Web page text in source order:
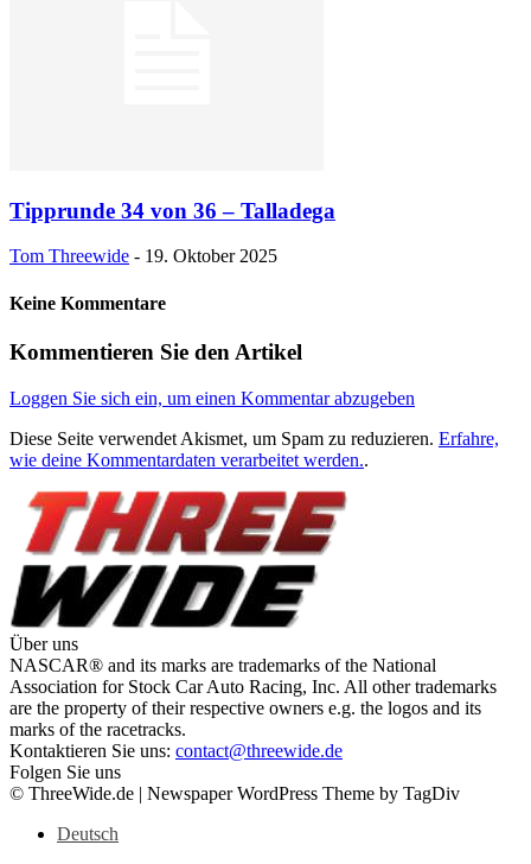
Tipprunde 34 von 36 – Talladega
Tom Threewide - 19. Oktober 2025
Keine Kommentare
Kommentieren Sie den Artikel
Loggen Sie sich ein, um einen Kommentar abzugeben
Diese Seite verwendet Akismet, um Spam zu reduzieren. Erfahre,
wie deine Kommentardaten verarbeitet werden..
Über uns
NASCAR® and its marks are trademarks of the National
Association for Stock Car Auto Racing, Inc. All other trademarks
are the property of their respective owners e.g. the logos and its
marks of the racetracks.
Kontaktieren Sie uns: contact@threewide.de
Folgen Sie uns
© ThreeWide.de | Newspaper WordPress Theme by TagDiv
Deutsch